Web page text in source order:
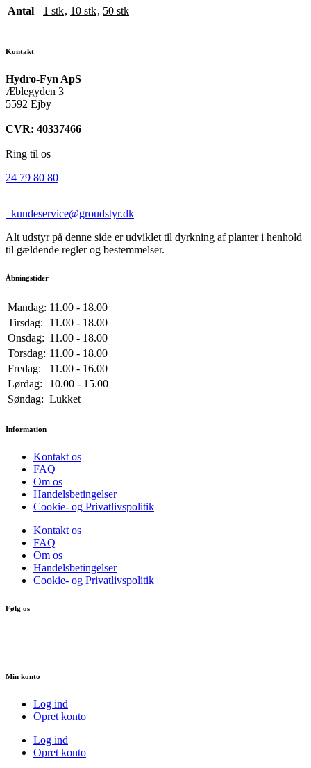
Antal 1 stk, 10 stk, 50 stk
Kontakt
Hydro-Fyn ApS
Æblegyden 3
5592 Ejby
CVR: 40337466
Ring til os
24 79 80 80
kundeservice@groudstyr.dk
Alt udstyr på denne side er udviklet til dyrkning af planter i henhold
til gældende regler og bestemmelser.
Åbningstider
Mandag: 11.00 - 18.00
Tirsdag:
11.00 - 18.00
Onsdag: 11.00 - 18.00
Torsdag: 11.00 - 18.00
Fredag:
11.00 - 16.00
Lørdag:
10.00 - 15.00
Søndag: Lukket
Information
Kontakt os
FAQ
Om os
Handelsbetingelser
Cookie- og Privatlivspolitik
Kontakt os
FAQ
Om os
Handelsbetingelser
Cookie- og Privatlivspolitik
Følg os
Min konto
Log ind
Opret konto
Log ind
Opret konto